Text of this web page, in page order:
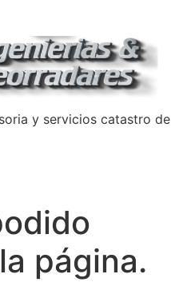
y servicios catastro de
página.